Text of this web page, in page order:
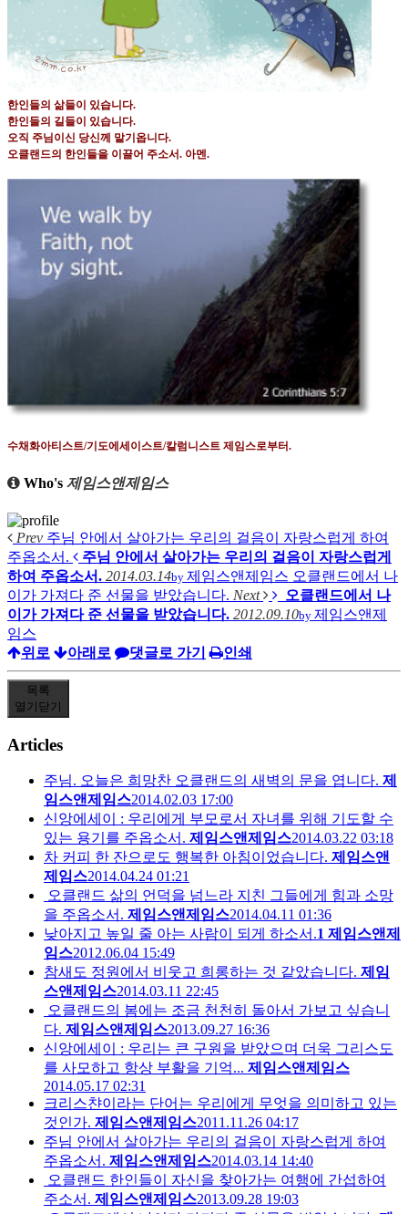
한인들의 삶들이 있습니다.
한인들의 길들이 있습니다.
오직 주님이신 당신께 맡기옵니다.
오클랜드의 한인들을 이끌어 주소서. 아멘.
수채화아티스트/기도에세이스트/칼럼니스트 제임스로부터.
Who's 제임스앤제임스
Prev 주님 안에서 살아가는 우리의 걸음이 자랑스럽게 하여
주옵소서.
주님 안에서 살아가는 우리의 걸음이 자랑스럽게
하여 주옵소서. 2014.03.14by 제임스앤제임스 오클랜드에서 나
이가 가져다 준 선물을 받았습니다. Next
오클랜드에서 나
이가 가져다 준 선물을 받았습니다. 2012.09.10by 제임스앤제
임스
위로
아래로 댓글로 가기 인쇄
목록
열기 닫기
Articles
주님. 오늘은 희망찬 오클랜드의 새벽의 문을 엽니다. 제
임스앤제임스2014.02.03 17:00
신앙에세이 : 우리에게 부모로서 자녀를 위해 기도할 수
있는 용기를 주옵소서. 제임스앤제임스2014.03.22 03:18
차 커피 한 잔으로도 행복한 아침이었습니다. 제임스앤
제임스2014.04.24 01:21
오클랜드 삶의 언덕을 넘느라 지친 그들에게 힘과 소망
을 주옵소서. 제임스앤제임스2014.04.11 01:36
낮아지고 높일 줄 아는 사람이 되게 하소서.1 제임스앤제
임스2012.06.04 15:49
참새도 정원에서 비웃고 희롱하는 것 같았습니다. 제임
스앤제임스2014.03.11 22:45
오클랜드의 봄에는 조금 천천히 돌아서 가보고 싶습니
다. 제임스앤제임스2013.09.27 16:36
신앙에세이 : 우리는 큰 구원을 받았으며 더욱 그리스도
를 사모하고 항상 부활을 기억... 제임스앤제임스
2014.05.17 02:31
크리스챤이라는 단어는 우리에게 무엇을 의미하고 있는
것인가. 제임스앤제임스2011.11.26 04:17
주님 안에서 살아가는 우리의 걸음이 자랑스럽게 하여
주옵소서. 제임스앤제임스2014.03.14 14:40
오클랜드 한인들이 자신을 찾아가는 여행에 간섭하여
주소서. 제임스앤제임스2013.09.28 19:03